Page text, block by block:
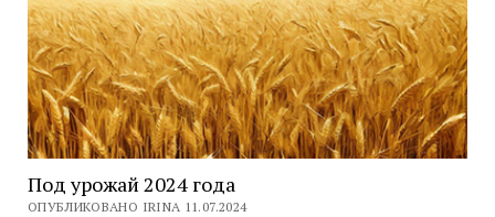
Под урожай 2024 года
ОПУБЛИКОВАНО IRINA 11.07.2024